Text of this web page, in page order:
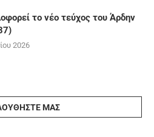
το νέο τεύχος του Άρδην
2026
ΜΑΣ